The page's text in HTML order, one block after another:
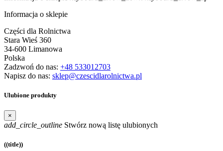
Informacja o sklepie
Części dla Rolnictwa
Stara Wieś 360
34-600 Limanowa
Polska
Zadzwoń do nas: +48 533012703
Napisz do nas: sklep@czescidlarolnictwa.pl
Ulubione produkty
×
add_circle_outline Stwórz nową listę ulubionych
((title))